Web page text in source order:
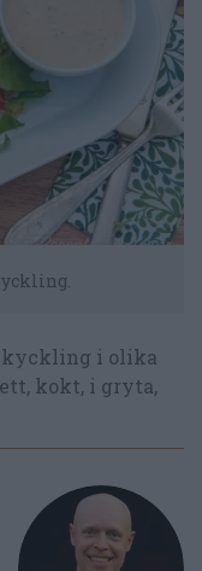
kyckling i olika
kokt, i gryta,